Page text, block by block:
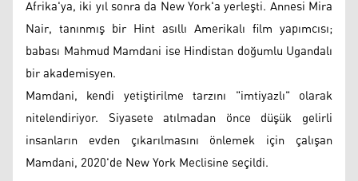
Afrika'ya, iki yıl sonra da New York'a yerleşti. Annesi Mira
Nair, tanınmış bir Hint asıllı Amerikalı film yapımcısı;
babası Mahmud Mamdani ise Hindistan doğumlu Ugandalı
bir akademisyen.
Mamdani, kendi yetiştirilme tarzını "imtiyazlı" olarak
nitelendiriyor. Siyasete atılmadan önce düşük gelirli
insanların evden çıkarılmasını önlemek için çalışan
Mamdani, 2020'de New York Meclisine seçildi.